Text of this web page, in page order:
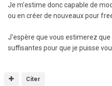
Je m'estime donc capable de
ou en créer de nouveaux pour
J'espère que vous estimerez
suffisantes pour que je puisse
Citer